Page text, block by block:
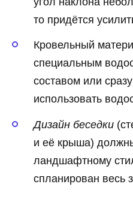
то придётся
Кровельный
специальным
составом или
использовать
Дизайн беседки
и её крыша)
ландшафтному
спланирован весь